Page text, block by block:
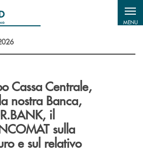
MENU
Cassa Centrale,
nostra Banca,
il
sulla
e sul relativo